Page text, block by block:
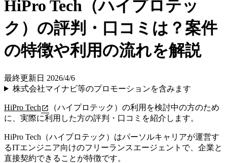
HiPro Tech（ハイプロテッ
ク）の評判・口コミは？案件
の特徴や利用の流れを解説
最終更新日 2026/4/6
株式会社マイナビ等のプロモーションを含みます
HiPro Tech
（ハイプロテック）の利用を検討中の方のため
に、実際に利用した方の評判・口コミを紹介します。
HiPro Tech（ハイプロテック）はパーソルキャリアが運営す
るITエンジニア向けのフリーランスエージェント で、企業と
直接契約できることが特徴です。